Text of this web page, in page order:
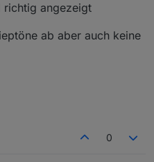
richtig angezeigt
ab aber auch keine
0